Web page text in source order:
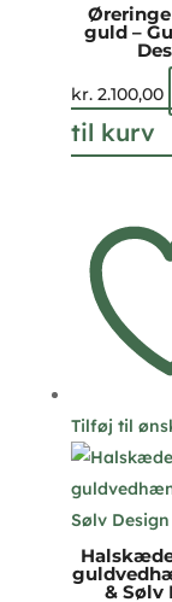
guld –
kr.2.100,00
til kurv
Tilføj til
& Sølv